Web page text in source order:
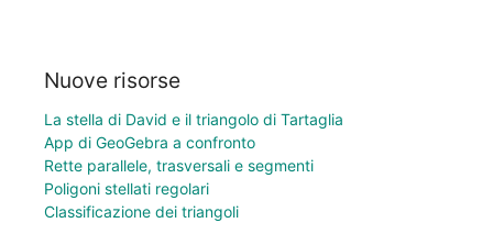
Nuove risorse
La stella di David e il triangolo di Tartaglia
App di GeoGebra a confronto
Rette parallele, trasversali e segmenti
Poligoni stellati regolari
Classificazione dei triangoli